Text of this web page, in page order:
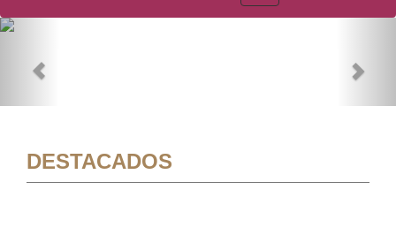
DESTACADOS